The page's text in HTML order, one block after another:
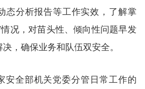
态分析报告等工作实效，了解掌
况，对苗头性、倾向性问题早发
，确保业务和队伍双安全。
安全部机关党委分管日常工作的